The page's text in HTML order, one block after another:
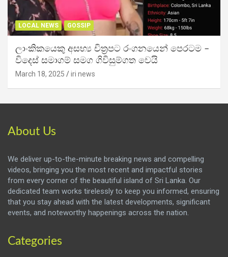
LOCAL NEWS GOSSIP
ලාංකිකයෙකු අසභ්‍ය චිත්‍රපට රංගනයෙන් පෙරටම –
විදෙස් සමාගම් සමග ගිවිසුම්ගත වෙයි
March 18, 2025 iri news
About Us
We deliver up-to-the-minute breaking news and compelling
videos, bringing you the most recent and impactful stories
from every corner of the beautiful island of Sri Lanka. Our
dedicated team works tirelessly to keep you informed, ensuring
that you stay ahead with the latest developments, significant
events, and noteworthy happenings across the nation.
Categories